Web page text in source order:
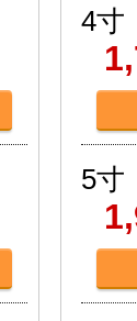
4寸
5寸